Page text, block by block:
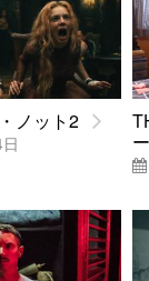
ノット2
ー